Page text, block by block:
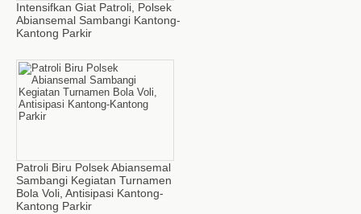
Intensifkan Giat Patroli, Polsek
Abiansemal Sambangi Kantong-
Kantong Parkir
Patroli Biru Polsek Abiansemal
Sambangi Kegiatan Turnamen
Bola Voli, Antisipasi Kantong-
Kantong Parkir